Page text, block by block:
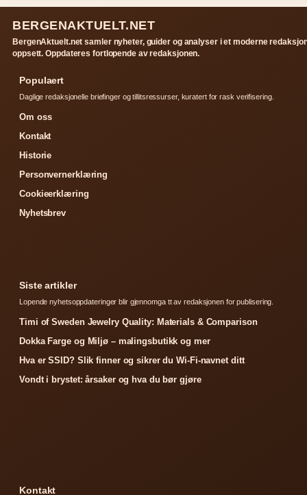
BERGENAKTUELT.NET
BergenAktuelt.net samler nyheter, guider og analyser i et moderne
oppsett. Oppdateres fortlopende av redaksjonen.
Populaert
Daglige redaksjonelle briefinger og tillitsressurser, kuratert for rask verifisering.
Om oss
Kontakt
Historie
Personvernerklæring
Cookieerklæring
Nyhetsbrev
Siste artikler
Lopende nyhetsoppdateringer blir gjennomga tt av redaksjonen for publisering.
Timi of Sweden Jewelry Quality: Materials & Comparison
Dokka Farge og Miljø – malingsbutikk og mer
Hva er SSID? Slik finner og sikrer du Wi-Fi-navnet ditt
Vondt i brystet: årsaker og hva du bør gjøre
Kontakt